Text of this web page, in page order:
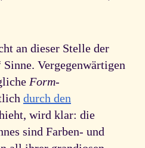
an dieser Stelle der
Vergegenwärtigen
Form-
durch den
wird klar: die
sind Farben- und